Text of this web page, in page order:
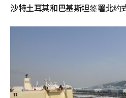
沙特土耳其和巴基斯坦签署北约